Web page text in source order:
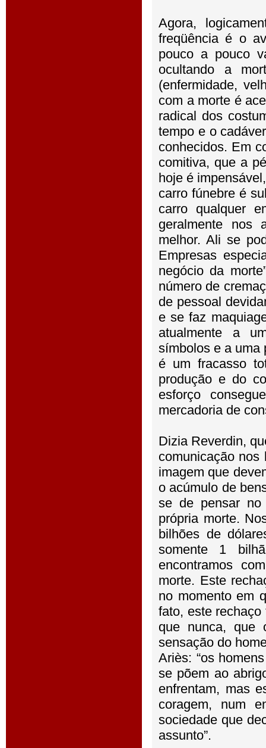
Agora,
freqüência é o
pouco a pouco
ocultando a
(enfermidade,
com a morte é
radical dos
tempo e o
conhecidos. Em
comitiva, que a
hoje é
carro fúnebre é
carro qualquer
geralmente nos
melhor. Ali se
Empresas
negócio da
número de
de pessoal
e se faz
atualmente a
símbolos e a uma
é um fracasso
produção e do
esforço
mercadoria de
Dizia Reverdin,
comunicação nos
imagem que
o acúmulo de
se de pensar no
própria morte.
bilhões de
somente 1
encontramos
morte. Este
no momento em
fato, este
que nunca, que
sensação do
Ariès: “os
se põem ao
enfrentam, mas
coragem, num
sociedade que
assunto”.